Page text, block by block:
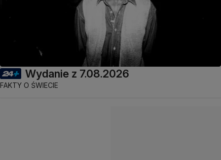
Wydanie z 7.08.2026
FAKTY O ŚWIECIE